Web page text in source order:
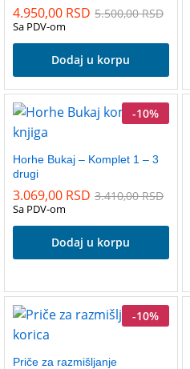
4.950,00 RSD 5.500,00RSD
Sa PDV-om
Dodaj u korpu
-10%
Horhe Bukaj – Komplet 1 – 3
drugi
3.069,00 RSD 3.410,00RSD
Sa PDV-om
Dodaj u korpu
-10%
Priče za razmišljanje